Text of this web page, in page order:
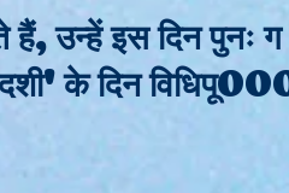
हैं, उन्हें इस दिन पुनः
के दिन